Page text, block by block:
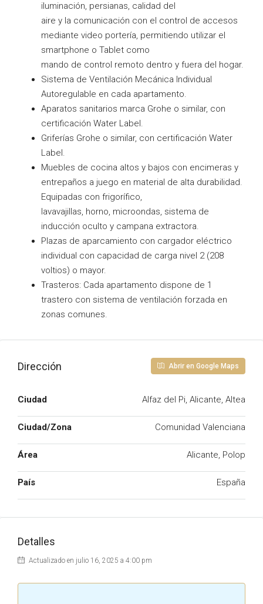
iluminación, persianas, calidad del
aire y la comunicación con el control de accesos
mediante video portería, permitiendo utilizar el
smartphone o Tablet como
mando de control remoto dentro y fuera del hogar.
Sistema de Ventilación Mecánica Individual
Autoregulable en cada apartamento.
Aparatos sanitarios marca Grohe o similar, con
certificación Water Label.
Griferías Grohe o similar, con certificación Water
Label.
Muebles de cocina altos y bajos con encimeras y
entrepaños a juego en material de alta durabilidad.
Equipadas con frigorífico,
lavavajillas, horno, microondas, sistema de
inducción oculto y campana extractora.
Plazas de aparcamiento con cargador eléctrico
individual con capacidad de carga nivel 2 (208
voltios) o mayor.
Trasteros: Cada apartamento dispone de 1
trastero con sistema de ventilación forzada en
zonas comunes.
Dirección Abrir en Google Maps
Ciudad Alfaz del Pi, Alicante, Altea
Ciudad/Zona Comunidad Valenciana
Área Alicante, Polop
País España
Detalles
Actualizado en julio 16, 2025 a 4:00 pm